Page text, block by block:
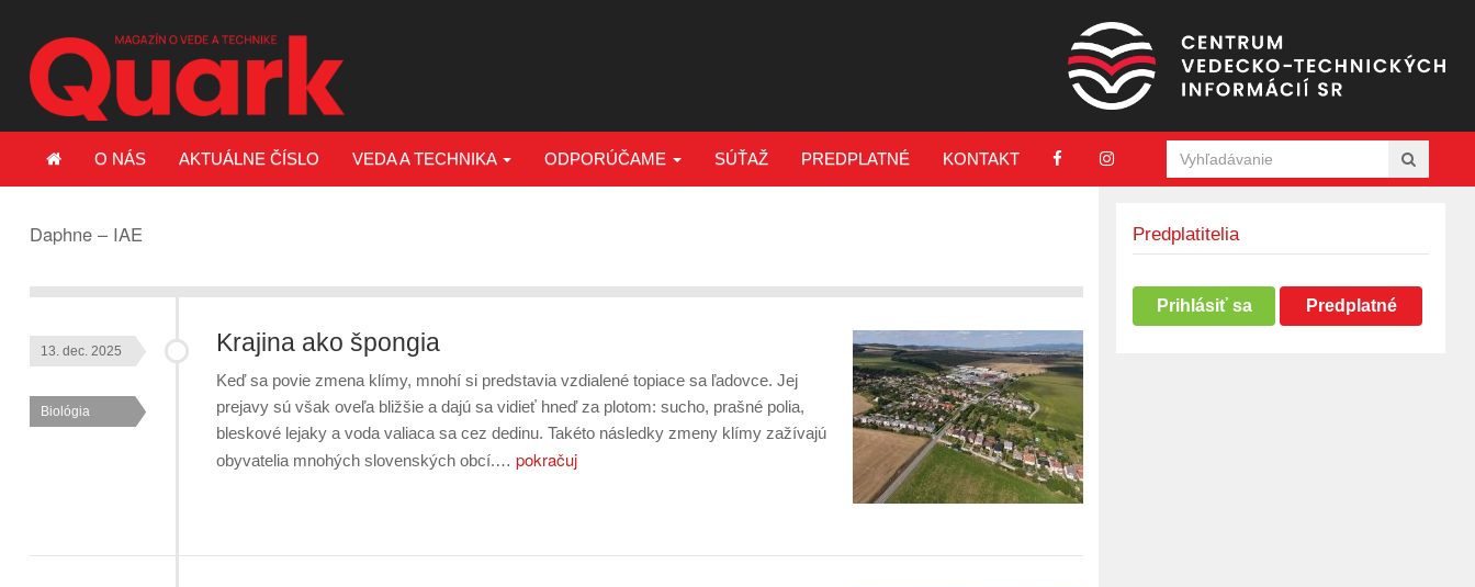
O NÁS AKTUÁLNE ČÍSLO VEDA A TECHNIKA ODPORÚČAME SÚŤAŽ PREDPLATNÉ KONTAKT
Daphne – IAE
Krajina ako špongia
13. dec. 2025
Biológia
Keď sa povie zmena klímy, mnohí si predstavia vzdialené topiace sa ľadovce. Jej
prejavy sú však oveľa bližšie a dajú sa vidieť hneď za plotom: sucho, prašné polia,
bleskové lejaky a voda valiaca sa cez dedinu. Takéto následky zmeny klímy zažívajú
obyvatelia mnohých slovenských obcí.… pokračuj
Predplatitelia
Prihlásiť sa Predplatné